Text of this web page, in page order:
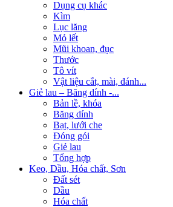
Dụng cụ khác
Kìm
Lục lăng
Mỏ lết
Mũi khoan, đục
Thước
Tô vít
Vật liệu cắt, mài, đánh...
Giẻ lau – Băng dính -...
Bản lề, khóa
Băng dính
Bạt, lưới che
Đóng gói
Giẻ lau
Tổng hợp
Keo, Dầu, Hóa chất, Sơn
Đất sét
Dầu
Hóa chất